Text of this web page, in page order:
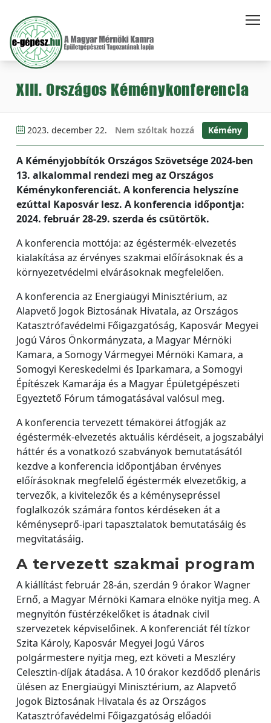
XIII. Országos Kéménykonferencia
2023. december 22. Nem szóltak hozzá Kémény
A Kéményjobbítók Országos Szövetsége 2024-ben
13. alkalommal rendezi meg az Országos
Kéménykonferenciát. A konferencia helyszíne
ezúttal Kaposvár lesz. A konferencia időpontja:
2024. február 28-29. szerda és csütörtök.
A konferencia mottója: az égéstermék-elvezetés
kialakítása az érvényes szakmai előírásoknak és a
környezetvédelmi elvárásoknak megfelelően.
A konferencia az Energiaügyi Minisztérium, az
Alapvető Jogok Biztosának Hivatala, az Országos
Katasztrófavédelmi Főigazgatóság, Kaposvár Megyei
Jogú Város Önkormányzata, a Magyar Mérnöki
Kamara, a Somogy Vármegyei Mérnöki Kamara, a
Somogyi Kereskedelmi és Iparkamara, a Somogyi
Építészek Kamarája és a Magyar Épületgépészeti
Egyeztető Fórum támogatásával valósul meg.
A konferencia tervezett témakörei átfogják az
égéstermék-elvezetés aktuális kérdéseit, a jogszabályi
háttér és a vonatkozó szabványok bemutatásától
kezdve a konferencia időpontjában érvényes
előírásoknak megfelelő égéstermék elvezetőkig, a
tervezők, a kivitelezők és a kéménysepréssel
foglalkozók számára fontos kérdéseken át a
kéményseprő-ipari tapasztalatok bemutatásáig és
megvitatásáig.
A tervezett szakmai program
A kiállítást február 28-án, szerdán 9 órakor Wagner
Ernő, a Magyar Mérnöki Kamara elnöke nyitja meg. A
megnyitón füstérzékelőket is átadnak civil
szervezetek képviselőinek. A konferenciát fél tízkor
Szita Károly, Kaposvár Megyei Jogú Város
polgármestere nyitja meg, ezt követi a Meszléry
Celesztin-díjak átadása. A 10 órakor kezdődő plenáris
ülésen az Energiaügyi Minisztérium, az Alapvető
Jogok Biztosának Hivatala és az Országos
Katasztrófavédelmi Főigazgatóság előadói